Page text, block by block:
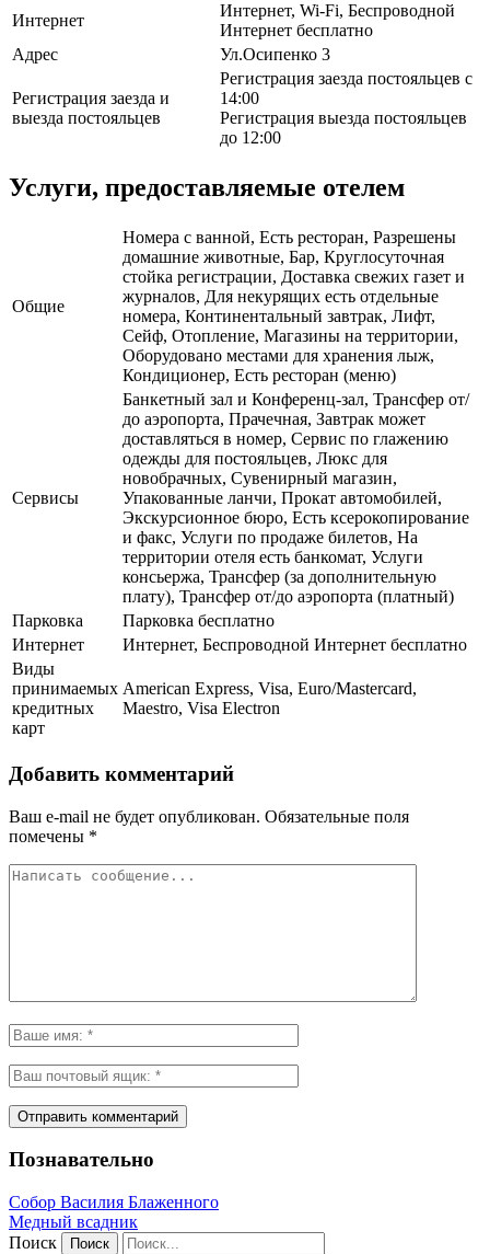
Интернет
Интернет, Wi-Fi, Беспроводной
Интернет бесплатно
Адрес
Ул.Осипенко 3
Регистрация заезда и
выезда постояльцев
Регистрация заезда постояльцев с
14:00
Регистрация выезда постояльцев
до 12:00
Услуги, предоставляемые отелем
Общие
Номера с ванной, Есть ресторан, Разрешены
домашние животные, Бар, Круглосуточная
стойка регистрации, Доставка свежих газет и
журналов, Для некурящих есть отдельные
номера, Континентальный завтрак, Лифт,
Сейф, Отопление, Магазины на территории,
Оборудовано местами для хранения лыж,
Кондиционер, Есть ресторан (меню)
Сервисы
Банкетный зал и Конференц-зал, Трансфер от/
до аэропорта, Прачечная, Завтрак может
доставляться в номер, Сервис по глажению
одежды для постояльцев, Люкс для
новобрачных, Сувенирный магазин,
Упакованные ланчи, Прокат автомобилей,
Экскурсионное бюро, Есть ксерокопирование
и факс, Услуги по продаже билетов, На
территории отеля есть банкомат, Услуги
консьержа, Трансфер (за дополнительную
плату), Трансфер от/до аэропорта (платный)
Парковка
Парковка бесплатно
Интернет
Интернет, Беспроводной Интернет бесплатно
Виды
принимаемых
кредитных
карт
American Express, Visa, Euro/Mastercard,
Maestro, Visa Electron
Добавить комментарий
Ваш e-mail не будет опубликован. Обязательные поля
помечены *
Познавательно
Собор Василия Блаженного
Медный всадник
Поиск